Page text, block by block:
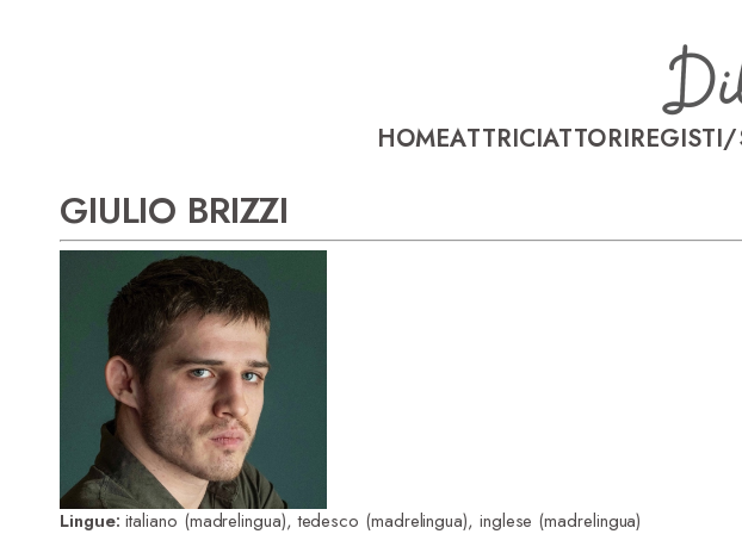
HOMEATTRICIATTORI
GIULIO BRIZZI
Lingue: italiano (madrelingua), tedesco (madrelingua), inglese (madrelingua)